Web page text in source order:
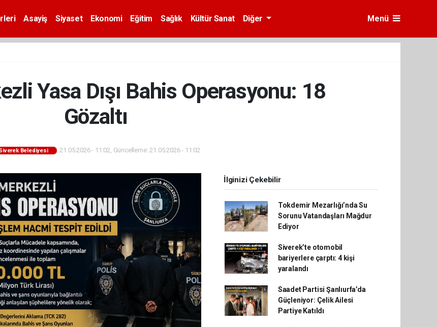
Asayiş Siyaset Ekonomi Eğitim Sağlık Kültür Sanat Diğer Menü
Yasa Dışı Bahis Operasyonu: 18
Gözaltı
Belediyesi 21.05.2026 - 11:02, Güncelleme: 21.05.2026 - 11:02
İlginizi Çekebilir
Tokdemir Mezarlığı’nda Su
Sorunu Vatandaşları Mağdur
Ediyor
Siverek’te otomobil
bariyerlere çarptı: 4 kişi
yaralandı
Saadet Partisi Şanlıurfa’da
Güçleniyor: Çelik Ailesi
Partiye Katıldı